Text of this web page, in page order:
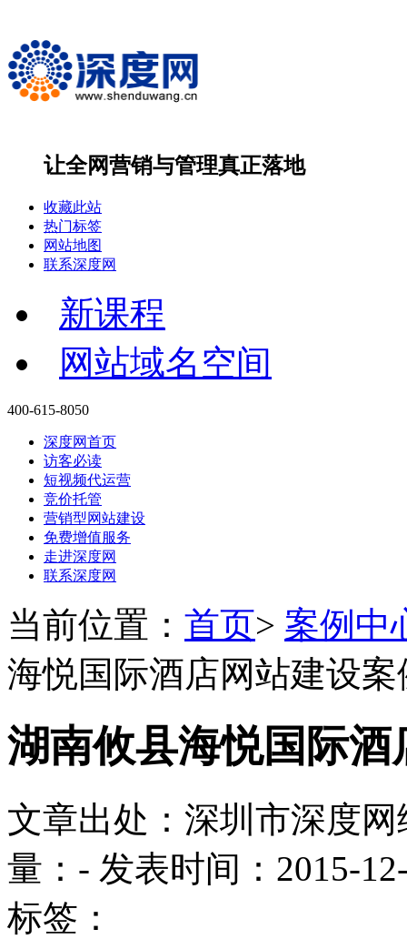
让全网营销与管理真正落地
收藏此站
热门标签
网站地图
联系深度网
新课程
网站域名空间
400-615-8050
深度网首页
访客必读
短视频代运营
竞价托管
营销型网站建设
免费增值服务
走进深度网
联系深度网
当前位置： 首页> 案例中
海悦国际酒店网站建设案
湖南攸县海悦国际
文章出处：深圳市深度
量： - 发表时间：2015-
标签：